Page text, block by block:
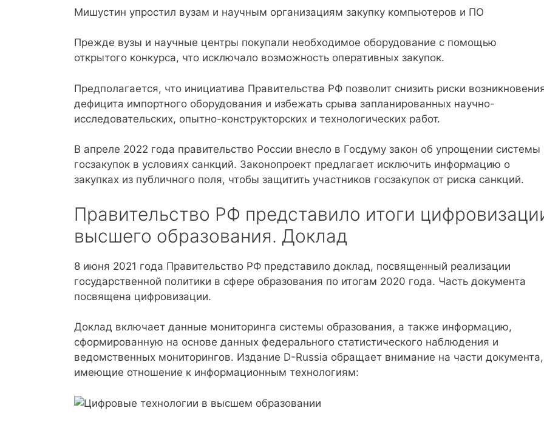
Мишустин упростил вузам и научным организациям закупку компьютеров и ПО
Прежде вузы и научные центры покупали необходимое оборудование с помощью
открытого конкурса, что исключало возможность оперативных закупок.
Предполагается, что инициатива Правительства РФ позволит снизить риски
дефицита импортного оборудования и избежать срыва запланированных научно-
исследовательских, опытно-конструкторских и технологических работ.
В апреле 2022 года правительство России внесло в Госдуму закон об упрощении системы
госзакупок в условиях санкций. Законопроект предлагает исключить информацию о
закупках из публичного поля, чтобы защитить участников госзакупок от риска санкций.
Правительство РФ представило итоги
высшего образования. Доклад
8 июня 2021 года Правительство РФ представило доклад, посвященный реализации
государственной политики в сфере образования по итогам 2020 года. Часть документа
посвящена цифровизации.
Доклад включает данные мониторинга системы образования, а также информацию,
сформированную на основе данных федерального статистического наблюдения и
ведомственных мониторингов. Издание D-Russia обращает внимание на части документа,
имеющие отношение к информационным технологиям: